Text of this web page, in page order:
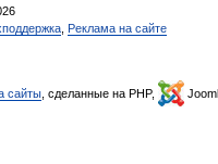
Реклама на сайте
сайты , сделанные на PHP,